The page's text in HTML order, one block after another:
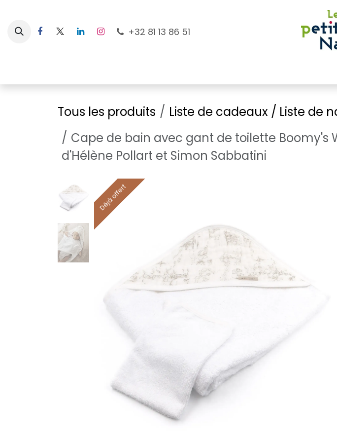
+32 81 13 86 51
Tous les produits
Liste de cadeaux / Liste de
Cape de bain avec gant de toilette Boomy's
d'Hélène Pollart et Simon Sabbatini
Déjà offert
Déjà offert